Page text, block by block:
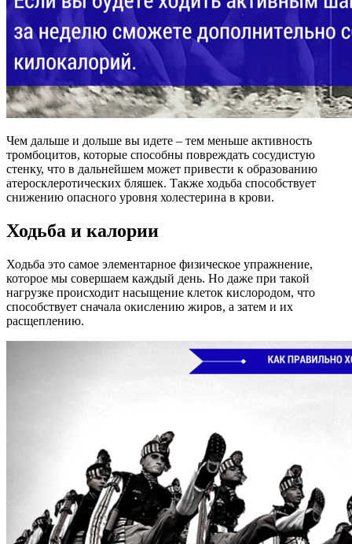
Чем дальше и дольше вы идете – тем меньше активность
тромбоцитов, которые способны повреждать сосудистую
стенку, что в дальнейшем может привести к образованию
атеросклеротических бляшек. Также ходьба способствует
снижению опасного уровня холестерина в крови.
Ходьба и калории
Ходьба это самое элементарное физическое упражнение,
которое мы совершаем каждый день. Но даже при такой
нагрузке происходит насыщение клеток кислородом, что
способствует сначала окислению жиров, а затем и их
расщеплению.